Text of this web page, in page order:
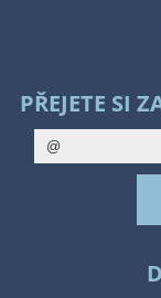
PŘEJETE SI